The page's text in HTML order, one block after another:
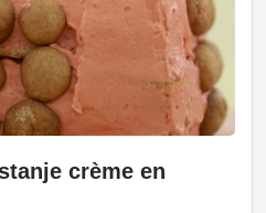
crème en